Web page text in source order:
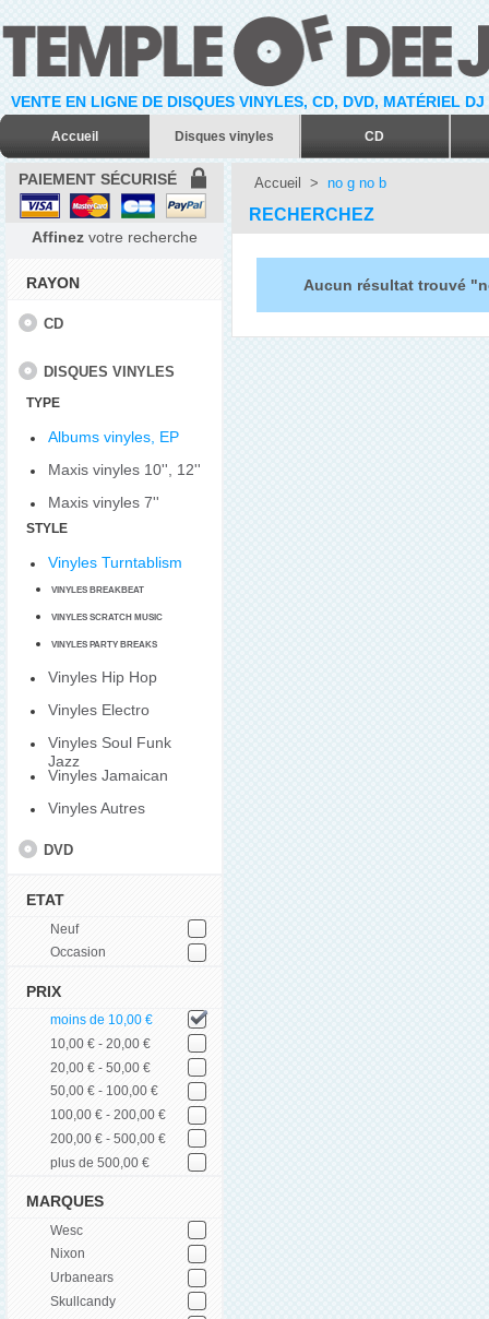
VENTE EN LIGNE DE DISQUES VINYLES, CD, DVD, MATÉRIEL
Accueil Disques vinyles CD
PAIEMENT SÉCURISÉ
Affinez votre recherche
RAYON
CD
DISQUES VINYLES
TYPE
Albums vinyles, EP
Maxis vinyles 10'', 12''
Maxis vinyles 7''
STYLE
Vinyles Turntablism
VINYLES BREAKBEAT
VINYLES SCRATCH MUSIC
VINYLES PARTY BREAKS
Vinyles Hip Hop
Vinyles Electro
Vinyles Soul Funk
Jazz
Vinyles Jamaican
Vinyles Autres
DVD
ETAT
Neuf
Occasion
PRIX
moins de 10,00 €
10,00 € - 20,00 €
20,00 € - 50,00 €
50,00 € - 100,00 €
100,00 € - 200,00 €
200,00 € - 500,00 €
plus de 500,00 €
MARQUES
Wesc
Nixon
Urbanears
Skullcandy
Accueil > no g no b
RECHERCHEZ
Aucun résultat trouvé